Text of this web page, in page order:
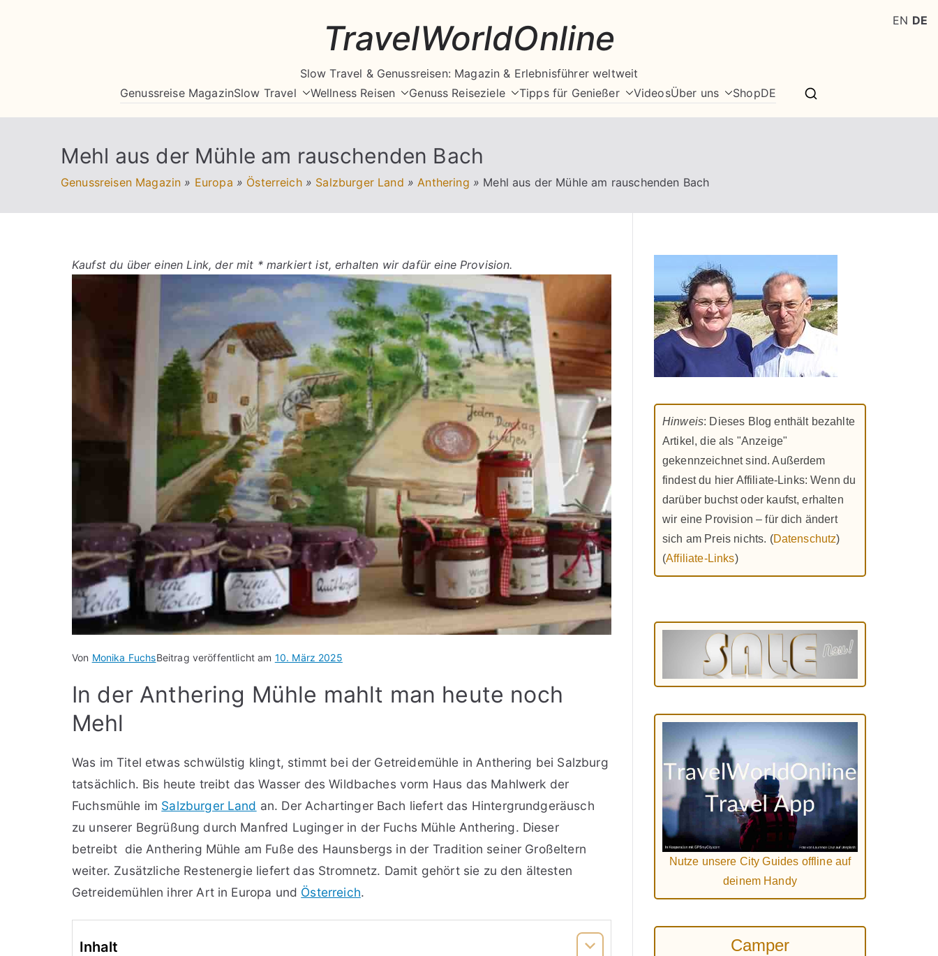
TravelWorldOnline
Slow Travel & Genussreisen: Magazin & Erlebnisführer weltweit
Genussreise MagazinSlow Travel Wellness Reisen Genuss Reiseziele Tipps für Genießer VideosÜber uns ShopDE
Mehl aus der Mühle am rauschenden Bach
Genussreisen Magazin » Europa » Österreich » Salzburger Land » Anthering » Mehl aus der Mühle am rauschenden Bach
Kaufst du über einen Link, der mit * markiert ist, erhalten wir dafür eine Provision.
Von Monika FuchsBeitrag veröffentlicht am 10. März 2025
In der Anthering Mühle mahlt man heute noch
Mehl
Was im Titel etwas schwülstig klingt, stimmt bei der Getreidemühle in Anthering bei Salzburg
tatsächlich. Bis heute treibt das Wasser des Wildbaches vorm Haus das Mahlwerk der
Fuchsmühle im Salzburger Land an. Der Achartinger Bach liefert das Hintergrundgeräusch
zu unserer Begrüßung durch Manfred Luginger in der Fuchs Mühle Anthering. Dieser
betreibt die Anthering Mühle am Fuße des Haunsbergs in der Tradition seiner Großeltern
weiter. Zusätzliche Restenergie liefert das Stromnetz. Damit gehört sie zu den ältesten
Getreidemühlen ihrer Art in Europa und Österreich.
Inhalt
Hinweis: Dieses Blog enthält bezahlte
Artikel, die als "Anzeige"
gekennzeichnet sind. Außerdem
findest du hier Affiliate-Links: Wenn du
darüber buchst oder kaufst, erhalten
wir eine Provision – für dich ändert
sich am Preis nichts. (Datenschutz)
(Affiliate-Links)
Nutze unsere City Guides offline auf
deinem Handy
Camper
EN DE